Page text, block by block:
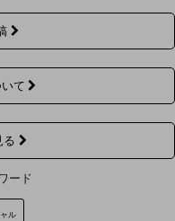
て
る
ード
ル